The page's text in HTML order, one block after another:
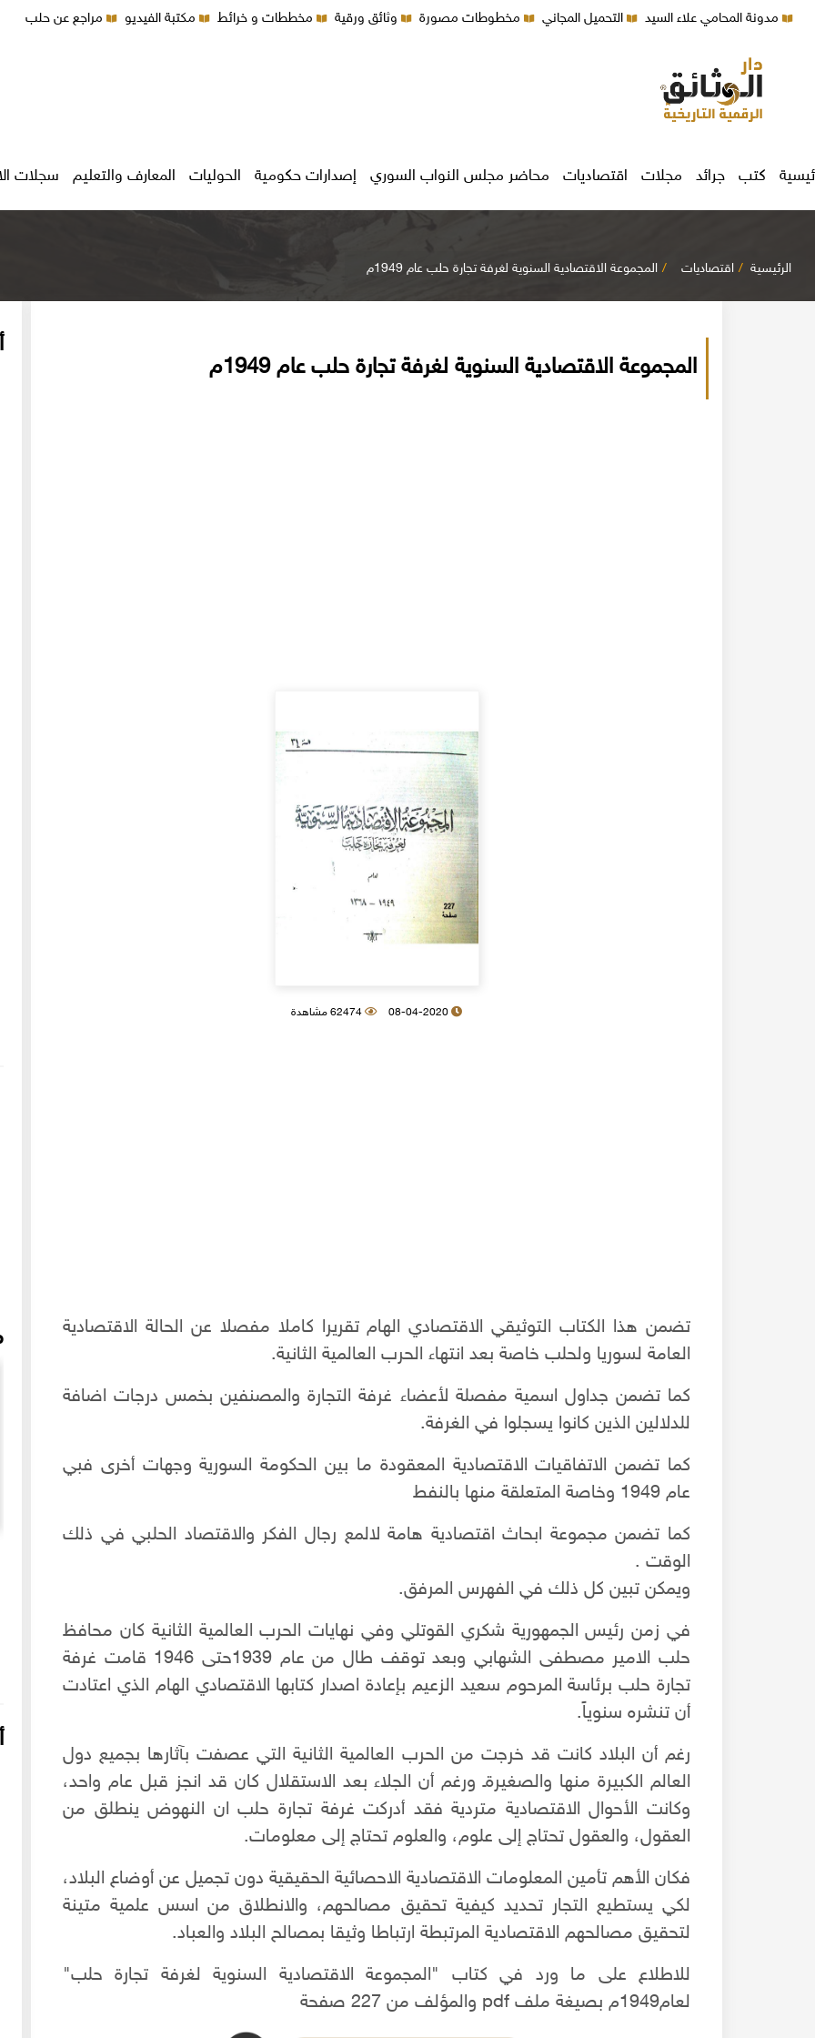
مدونة المحامي علاء السيد التحميل المجاني مخطوطات مصورة وثائق ورقية مخططات و خرائط مكتبة الفيديو مراجع عن حلب
كتب جرائد مجلات اقتصاديات محاضر مجلس النواب السوري إصدارات حكومية الحوليات المعارف والتعليم سجلات
الرئيسية اقتصاديات المجموعة الاقتصادية السنوية لغرفة تجارة حلب عام 1949م
المجموعة الاقتصادية السنوية لغرفة تجارة حلب عام 1949م
تضمن هذا الكتاب التوثيقي الاقتصادي الهام تقريرا كاملا مفصلا عن الحالة الاقتصادية
العامة لسوريا ولحلب خاصة بعد انتهاء الحرب العالمية الثانية.
كما تضمن جداول اسمية مفصلة لأعضاء غرفة التجارة والمصنفين بخمس درجات اضافة
للدلالين الذين كانوا يسجلوا في الغرفة.
كما تضمن الاتفاقيات الاقتصادية المعقودة ما بين الحكومة السورية وجهات أخرى فبي
عام 1949 وخاصة المتعلقة منها بالنفط
كما تضمن مجموعة ابحاث اقتصادية هامة لالمع رجال الفكر والاقتصاد الحلبي في ذلك
الوقت .
ويمكن تبين كل ذلك في الفهرس المرفق.
في زمن رئيس الجمهورية شكري القوتلي وفي نهايات الحرب العالمية الثانية كان محافظ
حلب الامير مصطفى الشهابي وبعد توقف طال من عام 1939حتى 1946 قامت غرفة
تجارة حلب برئاسة المرحوم سعيد الزعيم بإعادة اصدار كتابها الاقتصادي الهام الذي اعتادت
أن تنشره سنوياً.
رغم أن البلاد كانت قد خرجت من الحرب العالمية الثانية التي عصفت بآثارها بجميع دول
العالم الكبيرة منها والصغيرةـ ورغم أن الجلاء بعد الاستقلال كان قد انجز قبل عام واحد،
وكانت الأحوال الاقتصادية متردية فقد أدركت غرفة تجارة حلب ان النهوض ينطلق من
العقول، والعقول تحتاج إلى علوم، والعلوم تحتاج إلى معلومات.
فكان الأهم تأمين المعلومات الاقتصادية الاحصائية الحقيقية دون تجميل عن أوضاع البلاد،
لكي يستطيع التجار تحديد كيفية تحقيق مصالحهم، والانطلاق من اسس علمية متينة
لتحقيق مصالحهم الاقتصادية المرتبطة ارتباطا وثيقا بمصالح البلاد والعباد.
للاطلاع على ما ورد في كتاب "المجموعة الاقتصادية السنوية لغرفة تجارة حلب"
لعام1949م بصيغة ملف pdf والمؤلف من 227 صفحة
ام
16-04-2022
بحلب